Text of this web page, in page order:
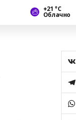
+21 °С
Облачно